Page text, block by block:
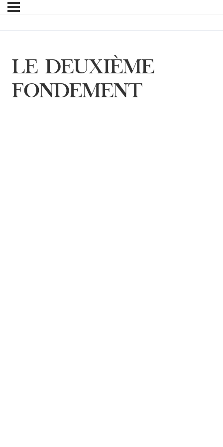
LE DEUXIÈME
FONDEMENT